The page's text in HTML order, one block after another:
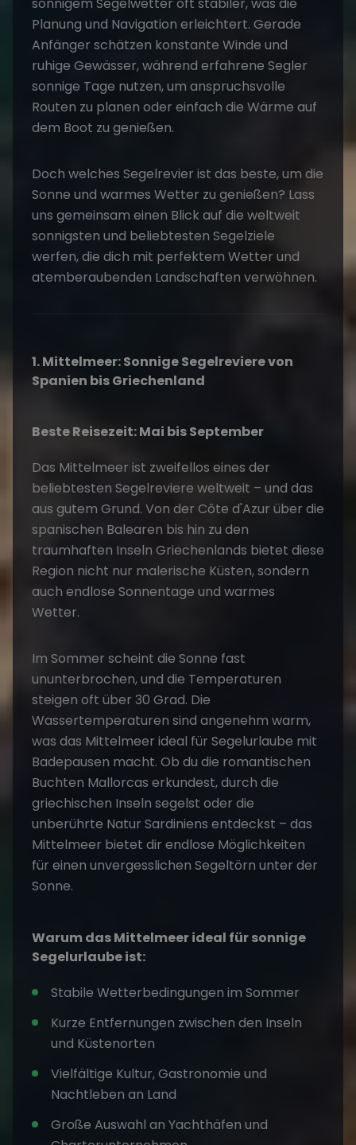
sonnigem Segelwetter oft stabiler, was die
Planung und Navigation erleichtert. Gerade
Anfänger schätzen konstante Winde und
ruhige Gewässer, während erfahrene Segler
sonnige Tage nutzen, um anspruchsvolle
Routen zu planen oder einfach die Wärme auf
dem Boot zu genießen.
Doch welches Segelrevier ist das beste, um die
Sonne und warmes Wetter zu genießen? Lass
uns gemeinsam einen Blick auf die weltweit
sonnigsten und beliebtesten Segelziele
werfen, die dich mit perfektem Wetter und
atemberaubenden Landschaften verwöhnen.
1. Mittelmeer: Sonnige Segelreviere von
Spanien bis Griechenland
Beste Reisezeit: Mai bis September
Das Mittelmeer ist zweifellos eines der
beliebtesten Segelreviere weltweit – und das
aus gutem Grund. Von der Côte d'Azur über die
spanischen Balearen bis hin zu den
traumhaften Inseln Griechenlands bietet diese
Region nicht nur malerische Küsten, sondern
auch endlose Sonnentage und warmes
Wetter.
Im Sommer scheint die Sonne fast
ununterbrochen, und die Temperaturen
steigen oft über 30 Grad. Die
Wassertemperaturen sind angenehm warm,
was das Mittelmeer ideal für Segelurlaube mit
Badepausen macht. Ob du die romantischen
Buchten Mallorcas erkundest, durch die
griechischen Inseln segelst oder die
unberührte Natur Sardiniens entdeckst – das
Mittelmeer bietet dir endlose Möglichkeiten
für einen unvergesslichen Segeltörn unter der
Sonne.
Warum das Mittelmeer ideal für sonnige
Segelurlaube ist:
Stabile Wetterbedingungen im Sommer
Kurze Entfernungen zwischen den Inseln
und Küstenorten
Vielfältige Kultur, Gastronomie und
Nachtleben an Land
Große Auswahl an Yachthäfen und